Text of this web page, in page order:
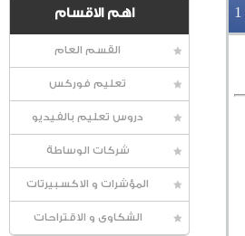
اهم الاقسام
القسم العام
تعليم فوركس
دروس تعليم بالفيديو
شركات الوساطة
المؤشرات و الاكسبيرتات
الشكاوى و الاقتراحات
1